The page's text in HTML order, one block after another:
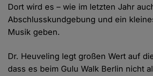
Dort wird es – wie im letzten Jahr
Abschlusskundgebung und ein
Musik geben.
Dr. Heuveling legt großen Wert auf
dass es beim Gulu Walk Berlin nicht